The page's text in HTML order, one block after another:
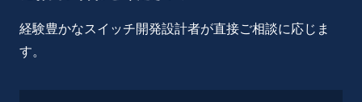
経験豊かなスイッチ開発設計者が直接ご相談に応じま
す。